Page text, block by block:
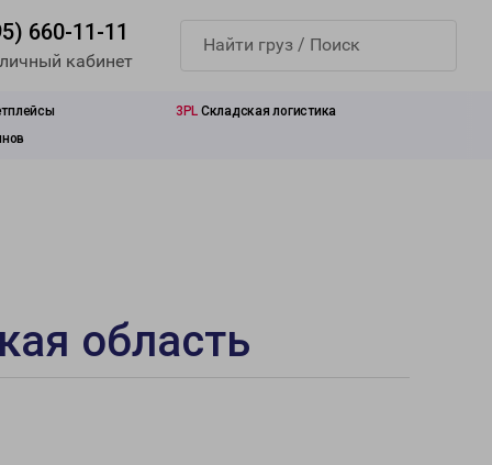
660-11-11
кабинет
3PL Складская логистика
область